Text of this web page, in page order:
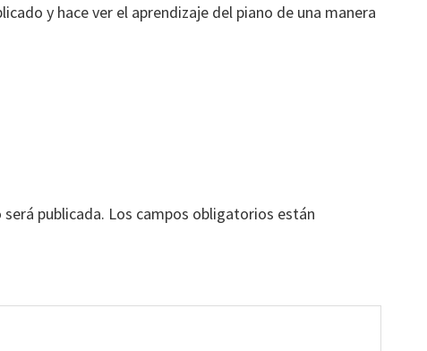
y hace ver el aprendizaje del piano de una manera
publicada. Los campos obligatorios están